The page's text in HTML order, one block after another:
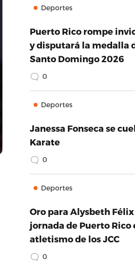
Deportes
Puerto Rico rompe
y disputará la medalla
Santo Domingo 2026
0
Deportes
Janessa Fonseca se
Karate
0
Deportes
Oro para Alysbeth
jornada de Puerto Rico
atletismo de los JCC
0